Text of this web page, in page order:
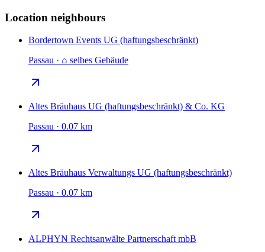
Location neighbours
Bordertown Events UG (haftungsbeschränkt)
Passau · ⌂ selbes Gebäude
Altes Bräuhaus UG (haftungsbeschränkt) & Co. KG
Passau · 0.07 km
Altes Bräuhaus Verwaltungs UG (haftungsbeschränkt)
Passau · 0.07 km
ALPHYN Rechtsanwälte Partnerschaft mbB